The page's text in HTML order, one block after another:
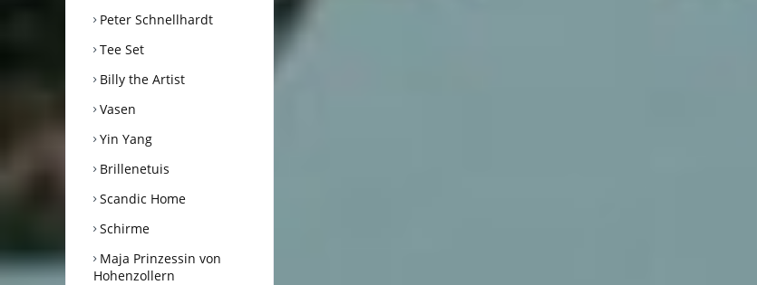
Peter Schnellhardt
Tee Set
Billy the Artist
Vasen
Yin Yang
Brillenetuis
Scandic Home
Schirme
Maja Prinzessin von
Hohenzollern